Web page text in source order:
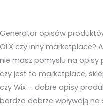
Generator opisów
OLX czy inny marketplace?
nie masz pomysłu na
czy jest to marketplace,
czy Wix – dobre opisy
bardzo dobrze wpływają na